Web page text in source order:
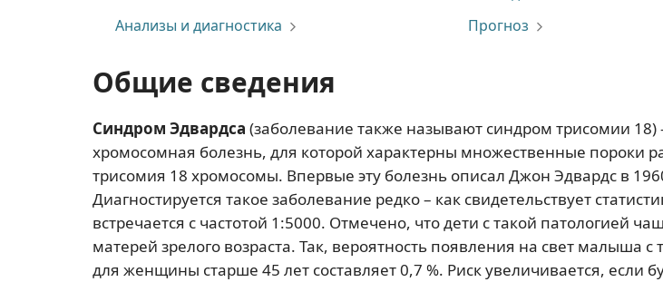
Анализы и диагностика
Прогноз
Общие сведения
Синдром Эдвардса (заболевание также называют синдром трисомии 18)
хромосомная болезнь, для которой характерны множественные пороки
трисомия 18 хромосомы. Впервые эту болезнь описал Джон Эдвардс в
Диагностируется такое заболевание редко – как свидетельствует
встречается с частотой 1:5000. Отмечено, что дети с такой патологией
матерей зрелого возраста. Так, вероятность появления на свет малыша с
для женщины старше 45 лет составляет 0,7 %. Риск увеличивается, если